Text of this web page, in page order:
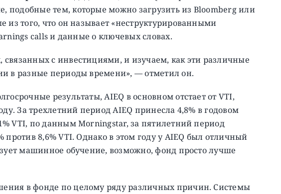
подобные тем, которые можно загрузить из Bloomberg или
из того, что он называет «неструктурированными
calls и данные о ключевых словах.
с инвестициями, и изучаем, как эти различные
в разные периоды времени», — отметил он.
результаты, AIEQ в основном отстает от VTI,
За трехлетний период AIEQ принесла 4,8% в годовом
VTI, по данным Morningstar, за пятилетний период
против 8,6% VTI. Однако в этом году у AIEQ был отличный
машинное обучение, возможно, фонд просто лучше
в фонде по целому ряду различных причин. Системы